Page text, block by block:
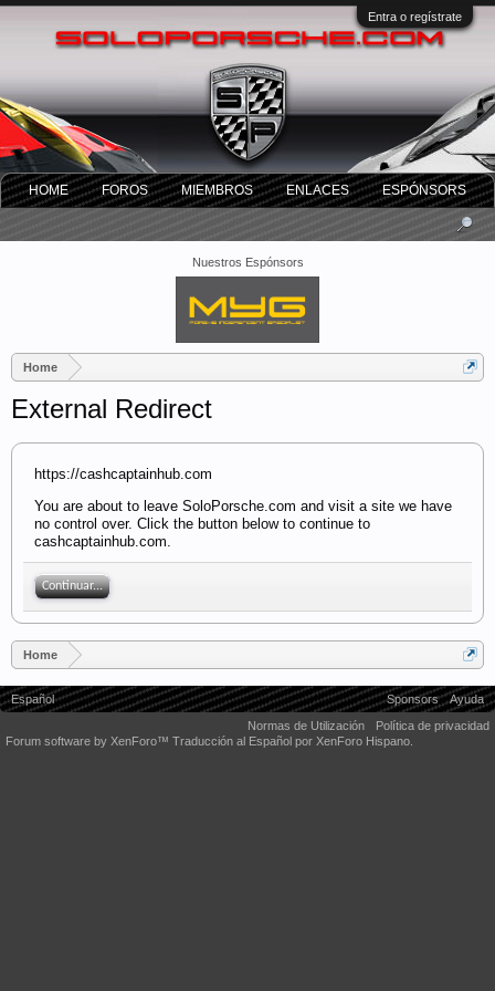
Entra o regístrate
Nuestros Espónsors
Home
External Redirect
https://cashcaptainhub.com
You are about to leave SoloPorsche.com and visit a site we have
no control over. Click the button below to continue to
cashcaptainhub.com.
Continuar...
Home
HOME FOROS MIEMBROS ENLACES ESPÓNSORS
Español Sponsors
Ayuda
Normas de Utilización
Política de privacidad
Forum software by XenForo™ Traducción al Español por XenForo Hispano.